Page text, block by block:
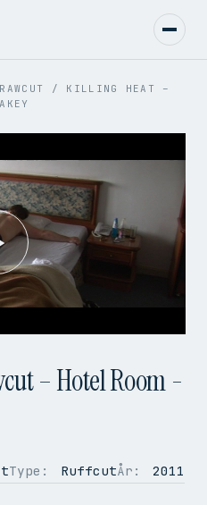
RAWCUT / KILLING HEAT –
576
– Hotel Room -
Type: RuffcutÅr: 2011